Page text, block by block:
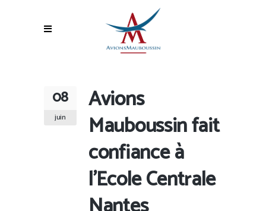
08
juin
Avions
Mauboussin fait
confiance à
l’Ecole Centrale